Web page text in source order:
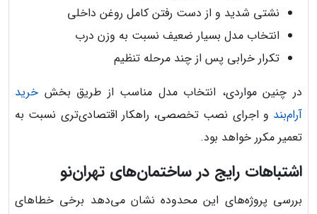
نشتی شدید و از دست رفتن کامل روغن داخلی
انتخاب مدل بسیار ضعیف نسبت به وزن درب
تکرار خرابی پس از چند مرحله تنظیم
در چنین مواردی، انتخاب مدل مناسب از طریق بخش خرید
آرام‌بند و اجرای نصب تخصصی، راهکار اقتصادی‌تری نسبت به
تعمیر مکرر خواهد بود.
اشتباهات رایج در ساختمان‌های تهران‌نو
بررسی پروژه‌های این محدوده نشان می‌دهد برخی خطاهای